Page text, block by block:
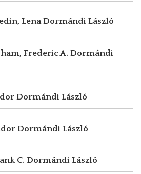
LenaDormándi László
Frederic A. Dormándi
Dormándi László
Dormándi László
C. Dormándi László